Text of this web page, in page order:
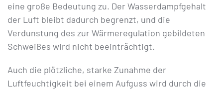
eine große Bedeutung zu. Der Wasserdampfgehalt
der Luft bleibt dadurch begrenzt, und die
Verdunstung des zur Wärmeregulation gebildeten
Schweißes wird nicht beeinträchtigt.
Auch die plötzliche, starke Zunahme der
Luftfeuchtigkeit bei einem Aufguss wird durch die